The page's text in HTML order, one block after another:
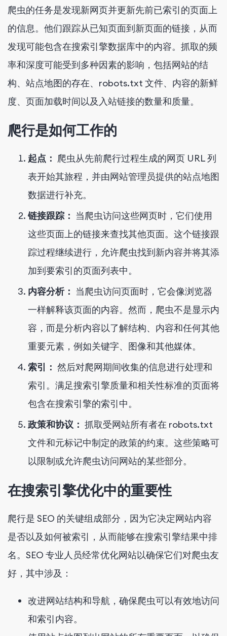
爬虫的任务是发现新网页并更新先前已索引的页面上
的信息。他们跟踪从已知页面到新页面的链接，从而
发现可能包含在搜索引擎数据库中的内容。抓取的频
率和深度可能受到多种因素的影响，包括网站的结
构、站点地图的存在、robots.txt 文件、内容的新鲜
度、页面加载时间以及入站链接的数量和质量。
爬行是如何工作的
起点： 爬虫从先前爬行过程生成的网页 URL 列
表开始其旅程，并由网站管理员提供的站点地图
数据进行补充。
链接跟踪： 当爬虫访问这些网页时，它们使用
这些页面上的链接来查找其他页面。这个链接跟
踪过程继续进行，允许爬虫找到新内容并将其添
加到要索引的页面列表中。
内容分析： 当爬虫访问页面时，它会像浏览器
一样解释该页面的内容。然而，爬虫不是显示内
容，而是分析内容以了解结构、内容和任何其他
重要元素，例如关键字、图像和其他媒体。
索引： 然后对爬网期间收集的信息进行处理和
索引。满足搜索引擎质量和相关性标准的页面将
包含在搜索引擎的索引中。
政策和协议： 抓取受网站所有者在 robots.txt
文件和元标记中制定的政策的约束。这些策略可
以限制或允许爬虫访问网站的某些部分。
在搜索引擎优化中的重要性
爬行是 SEO 的关键组成部分，因为它决定网站内容
是否以及如何被索引，从而能够在搜索引擎结果中排
名。SEO 专业人员经常优化网站以确保它们对爬虫友
好，其中涉及：
改进网站结构和导航，确保爬虫可以有效地访问
和索引内容。